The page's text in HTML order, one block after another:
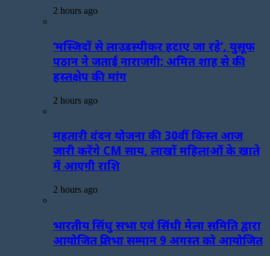
2 hours ago
‘मस्जिदों से लाउडस्पीकर हटाए जा रहे’, युसूफ
पठान ने जताई नाराजगी; अमित शाह से की
हस्तक्षेप की मांग
2 hours ago
महतारी वंदन योजना की 30वीं किस्त आज
जारी करेंगे CM साय, लाखों महिलाओं के खाते
में आएगी राशि
2 hours ago
भारतीय सिंधु सभा एवं सिंधी मेला समिति द्वारा
आयोजित प्रतिभा सम्मान 9 अगस्त को आयोजित